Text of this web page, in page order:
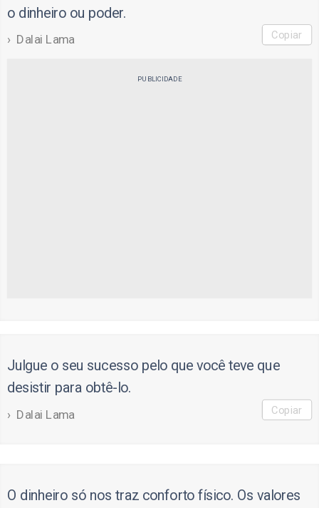
o dinheiro ou poder.
Dalai Lama Copiar
PUBLICIDADE
Julgue o seu sucesso pelo que você teve que
desistir para obtê-lo.
Dalai Lama Copiar
O dinheiro só nos traz conforto físico. Os valores